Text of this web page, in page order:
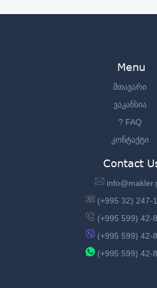
Menu
მთავარი
ვაკანსია
? FAQ
კონტაქტი
Contact
(+995 32) 247-
(+995 599) 42-
(+995 599) 42-
(+995 599) 42-